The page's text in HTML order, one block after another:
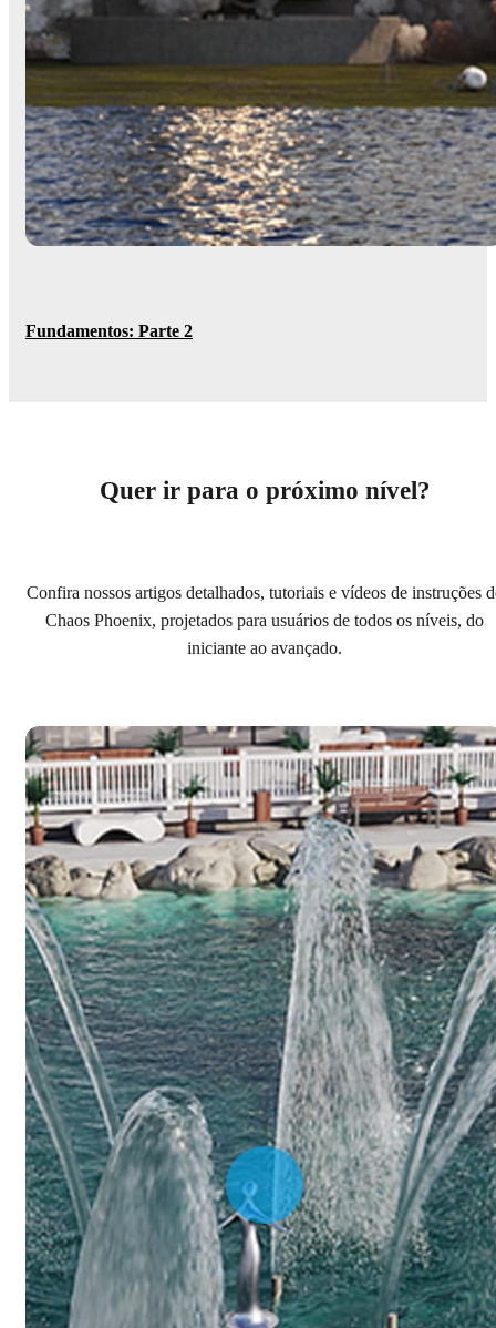
Fundamentos: Parte 2
Quer ir para o próximo nível?
Confira nossos artigos detalhados, tutoriais e vídeos de instruções
Chaos Phoenix, projetados para usuários de todos os níveis, do
iniciante ao avançado.